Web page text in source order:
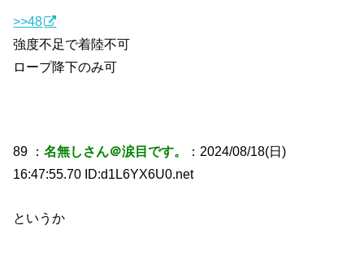
>>48
強度不足で着陸不可
ロープ降下のみ可
89 ：名無しさん＠涙目です。
：2024/08/18(日)
16:47:55.70 ID:d1L6YX6U0.net
というか